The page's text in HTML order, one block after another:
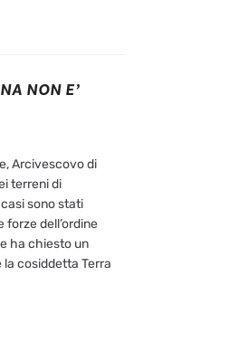
NON E’
Arcivescovo di
terreni di
sono stati
dell’ordine
ha chiesto un
cosiddetta Terra